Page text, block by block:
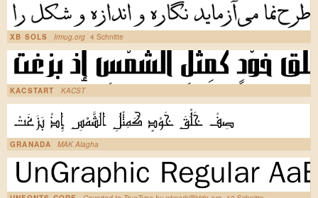
XB SOLS Irmug.org 4 Schnitte
KACSTART KACST
GRANADA MAK Alagha